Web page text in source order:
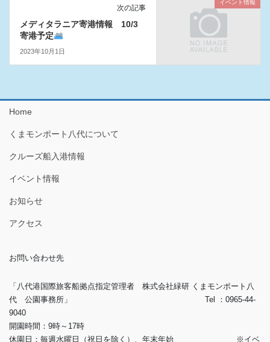
イベント情報
次の記事
メディタラニア寄港情報 10/3
寄港予定
2023年10月1日
Home
くまモンポート八代について
クルーズ船入港情報
イベント情報
お知らせ
アクセス
お問い合わせ先
「八代港国際旅客船拠点指定管理者 株式会社緑研 くまモンポート八
代 公園事務所」 Tel ：0965-44-
9040
開園時間：9時～17時
休園日：毎週水曜日（祝日を除く）、年末年始 ※イベ